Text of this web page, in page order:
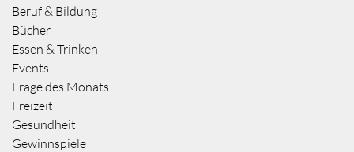
Beruf & Bildung
Bücher
Essen & Trinken
Events
Frage des Monats
Freizeit
Gesundheit
Gewinnspiele